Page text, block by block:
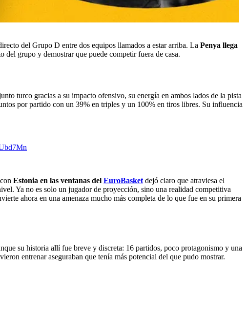
del Grupo D entre dos equipos llamados a estar arriba. La Penya llega
del grupo y demostrar que puede competir fuera de casa.
turco gracias a su impacto ofensivo, su energía en ambos lados de la pista
por partido con un 39% en triples y un 100% en tiros libres. Su influencia
Estonia en las ventanas del EuroBasket dejó claro que atraviesa el
Ya no es solo un jugador de proyección, sino una realidad competitiva
ahora en una amenaza mucho más completa de lo que fue en su primera
su historia allí fue breve y discreta: 16 partidos, poco protagonismo y una
entrenar aseguraban que tenía más potencial del que pudo mostrar.